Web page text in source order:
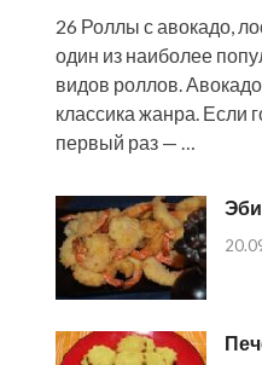
26 Роллы с авокадо,
один из наиболее
видов роллов.
классика жанра. Если
первый раз — …